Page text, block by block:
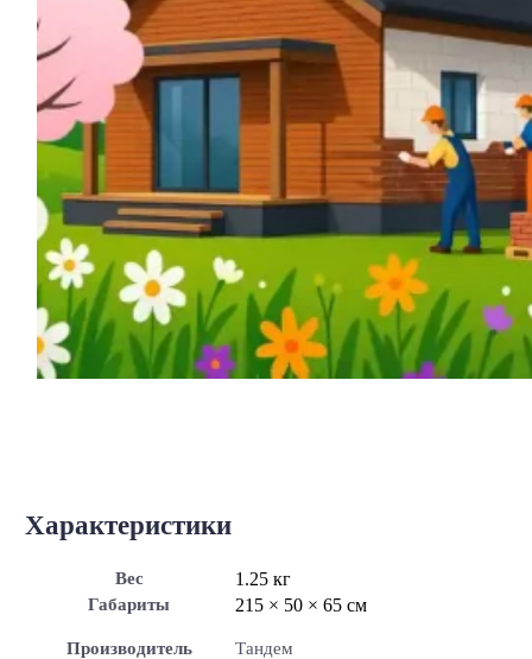
Характеристики
Вес 1.25 кг
Габариты 215 × 50 × 65 см
Производитель Тандем